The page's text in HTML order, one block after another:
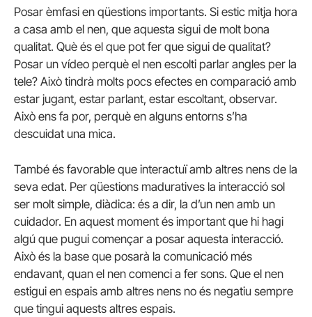
Posar èmfasi en qüestions importants. Si estic mitja hora
a casa amb el nen, que aquesta sigui de molt bona
qualitat. Què és el que pot fer que sigui de qualitat?
Posar un vídeo perquè el nen escolti parlar angles per la
tele? Això tindrà molts pocs efectes en comparació amb
estar jugant, estar parlant, estar escoltant, observar.
Això ens fa por, perquè en alguns entorns s’ha
descuidat una mica.
També és favorable que interactuï amb altres nens de la
seva edat. Per qüestions maduratives la interacció sol
ser molt simple, diàdica: és a dir, la d’un nen amb un
cuidador. En aquest moment és important que hi hagi
algú que pugui començar a posar aquesta interacció.
Això és la base que posarà la comunicació més
endavant, quan el nen comenci a fer sons. Que el nen
estigui en espais amb altres nens no és negatiu sempre
que tingui aquests altres espais.